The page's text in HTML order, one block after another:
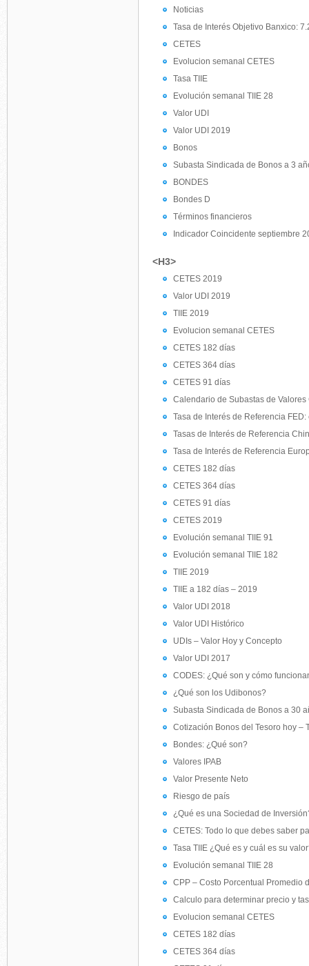
Noticias
Tasa de Interés Objetivo Banxico:
CETES
Evolucion semanal CETES
Tasa TIIE
Evolución semanal TIIE 28
Valor UDI
Valor UDI 2019
Bonos
Subasta Sindicada de Bonos a 3
BONDES
Bondes D
Términos financieros
Indicador Coincidente septiembre
<H3>
CETES 2019
Valor UDI 2019
TIIE 2019
Evolucion semanal CETES
CETES 182 días
CETES 364 días
CETES 91 días
Calendario de Subastas de
Tasa de Interés de Referencia
Tasas de Interés de Referencia
Tasa de Interés de Referencia
CETES 182 días
CETES 364 días
CETES 91 días
CETES 2019
Evolución semanal TIIE 91
Evolución semanal TIIE 182
TIIE 2019
TIIE a 182 días – 2019
Valor UDI 2018
Valor UDI Histórico
UDIs – Valor Hoy y Concepto
Valor UDI 2017
CODES: ¿Qué son y cómo
¿Qué son los Udibonos?
Subasta Sindicada de Bonos a 30
Cotización Bonos del Tesoro hoy –
Bondes: ¿Qué son?
Valores IPAB
Valor Presente Neto
Riesgo de país
¿Qué es una Sociedad de
CETES: Todo lo que debes saber
Tasa TIIE ¿Qué es y cuál es su
Evolución semanal TIIE 28
CPP – Costo Porcentual Promedio
Calculo para determinar precio y
Evolucion semanal CETES
CETES 182 días
CETES 364 días